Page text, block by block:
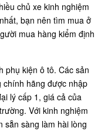
chủ xe kinh nghiệm
bạn nên tìm mua ở
mua hàng kiểm định
phụ kiện ô tô. Các sản
chính hãng được nhập
lý cấp 1, giá cả của
Với kinh nghiệm
sẵn sàng làm hài lòng